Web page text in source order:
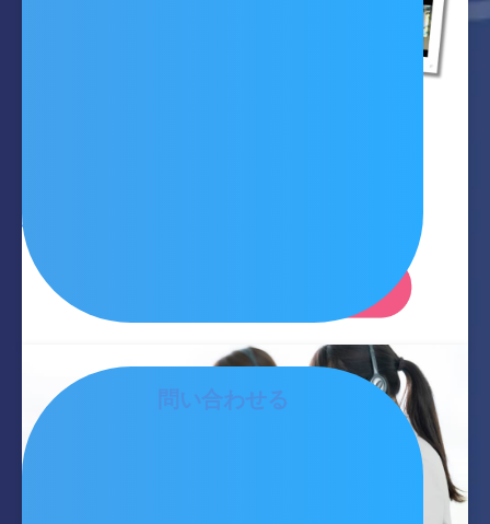
何ができるのか、まるっとわかります
問い合わせる